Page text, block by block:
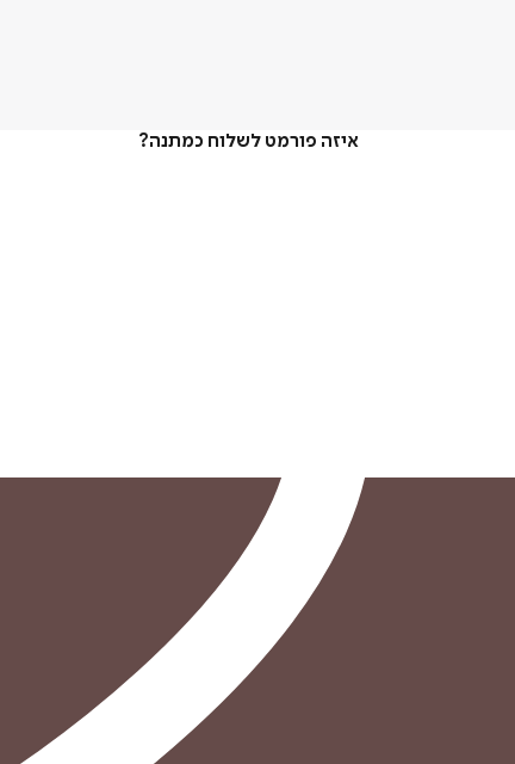
איזה פורמט לשלוח כמתנה?